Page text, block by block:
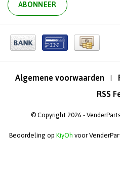
ABONNEER
Algemene voorwaarden |
RSS
© Copyright 2026 -
Beoordeling op KiyOh voor